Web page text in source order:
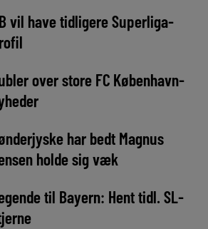
vil have tidligere Superliga-
over store FC København-
har bedt Magnus
holde sig væk
til Bayern: Hent tidl. SL-